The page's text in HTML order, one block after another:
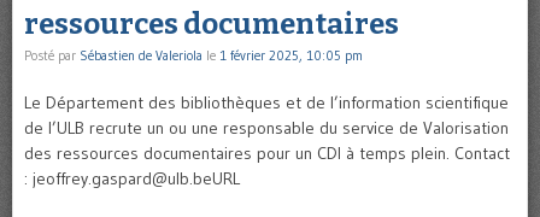
ressources documentaires
Posté par Sébastien de Valeriola le 1 février 2025, 10:05 pm
Le Département des bibliothèques et de l’information scientifique
de l’ULB recrute un ou une responsable du service de Valorisation
des ressources documentaires pour un CDI à temps plein. Contact
: jeoffrey.gaspard@ulb.beURL